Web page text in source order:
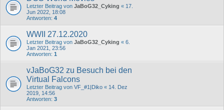
Letzter Beitrag von JaBoG32_Cyking « 17.
Jun 2022, 18:08
Antworten: 4
WWII 27.12.2020
Letzter Beitrag von JaBoG32_Cyking « 6.
Jan 2021, 23:56
Antworten: 1
vJaBoG32 zu Besuch bei den
Virtual Falcons
Letzter Beitrag von VF_#1|Diko « 14. Dez
2019, 14:56
Antworten: 3